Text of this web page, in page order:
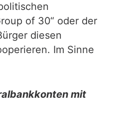
of 30“ oder der
diesen
Im Sinne
mit